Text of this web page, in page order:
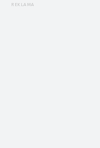
REKLAMA